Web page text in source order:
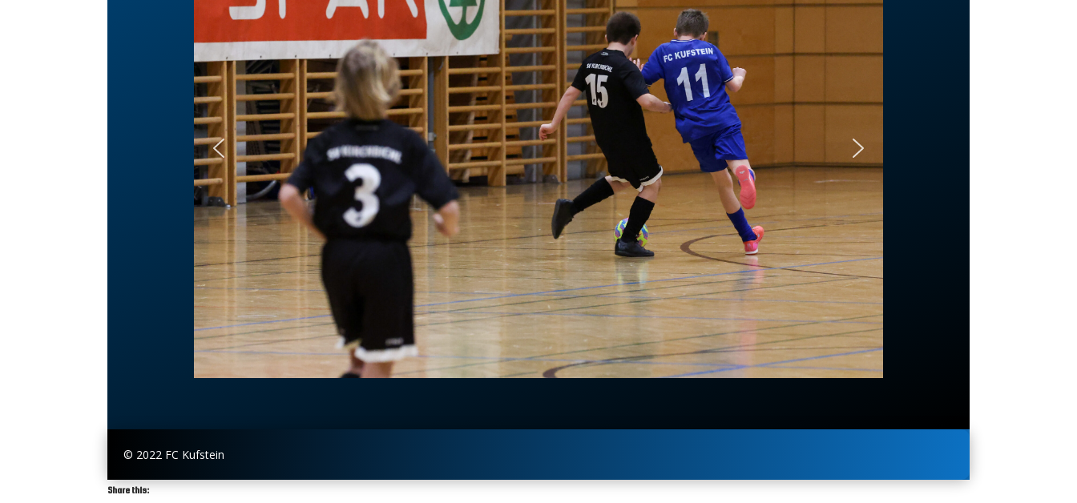
© 2022 FC Kufstein
Share this: